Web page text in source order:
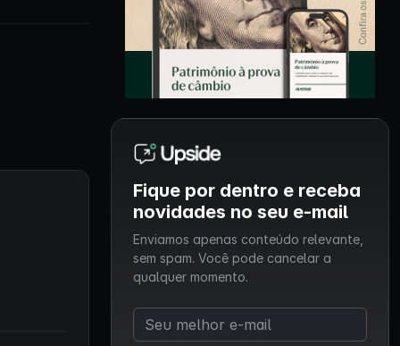
Fique por dentro e receba
novidades no seu e-mail
Enviamos apenas conteúdo relevante,
sem spam. Você pode cancelar a
qualquer momento.